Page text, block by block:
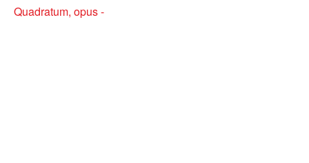
Quadratum, opus -